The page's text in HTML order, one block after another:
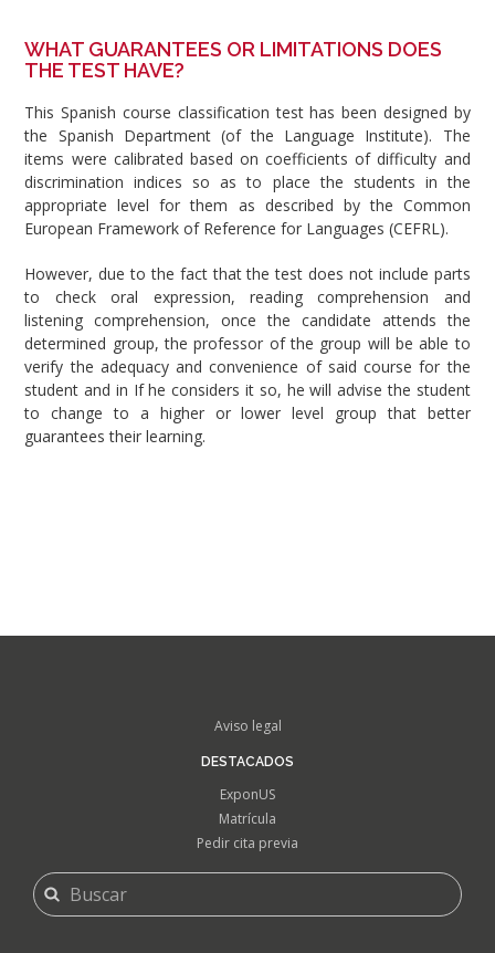
WHAT GUARANTEES OR LIMITATIONS DOES
THE TEST HAVE?
This Spanish course classification test has been designed by
the Spanish Department (of the Language Institute). The
items were calibrated based on coefficients of difficulty and
discrimination indices so as to place the students in the
appropriate level for them as described by the Common
European Framework of Reference for Languages (CEFRL).
However, due to the fact that the test does not include parts
to check oral expression, reading comprehension and
listening comprehension, once the candidate attends the
determined group, the professor of the group will be able to
verify the adequacy and convenience of said course for the
student and in If he considers it so, he will advise the student
to change to a higher or lower level group that better
guarantees their learning.
Aviso legal
DESTACADOS
ExponUS
Matrícula
Pedir cita previa
FORMULARIO
DE
BÚSQUEDA
Buscar